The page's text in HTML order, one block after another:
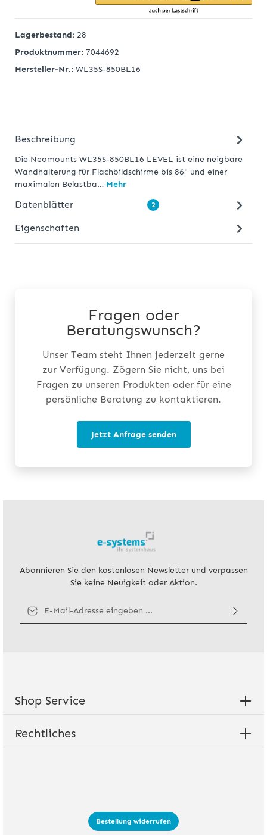
Lagerbestand: 28
Produktnummer: 7044692
Hersteller-Nr.: WL35S-850BL16
Beschreibung
Die Neomounts WL35S-850BL16 LEVEL ist eine neigbare
Wandhalterung für Flachbildschirme bis 86" und einer
maximalen Belastba… Mehr
Datenblätter 2
Eigenschaften
Fragen oder
Beratungswunsch?
Unser Team steht Ihnen jederzeit gerne
zur Verfügung. Zögern Sie nicht, uns bei
Fragen zu unseren Produkten oder für eine
persönliche Beratung zu kontaktieren.
Jetzt Anfrage senden
Abonnieren Sie den kostenlosen Newsletter und verpassen
Sie keine Neuigkeit oder Aktion.
E-Mail-Adresse*
Shop Service
Rechtliches
Bestellung widerrufen